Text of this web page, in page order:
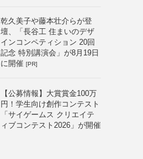
乾久美子や藤本壮介らが登
壇、「長谷工 住まいのデザ
インコンペティション 20回
記念 特別講演会」が8月19日
に開催 [PR]
【公募情報】大賞賞金100万
円！学生向け創作コンテスト
「サイゲームス クリエイテ
ィブコンテスト2026」が開催